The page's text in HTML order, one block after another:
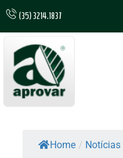
(35) 3214.1837
Home / Notícias